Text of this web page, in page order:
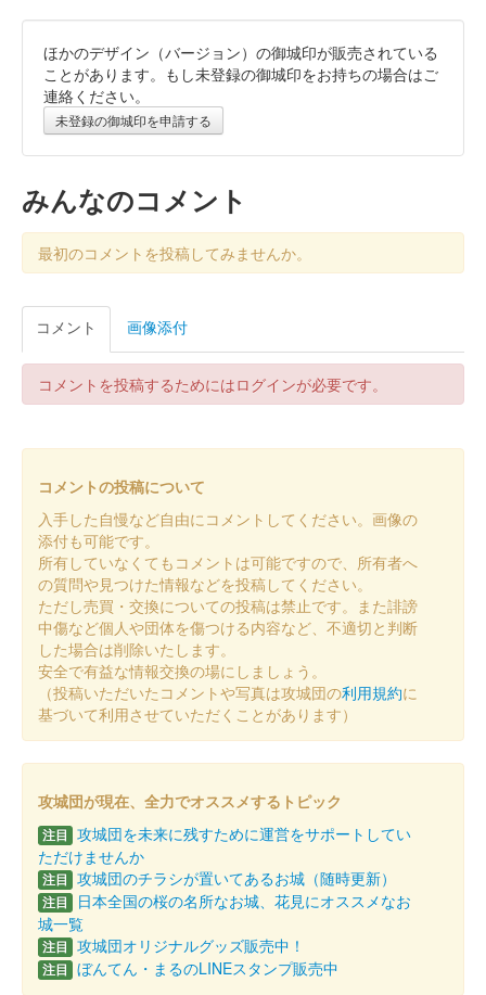
霞城（沼田城）御城印 旧暦（睦月）2026年版
販売終了
沼田城跡 御城印 昭和百年 十二月版
販売終了
沼田城跡 御城印
沼田城跡 御城印
販売終了
沼田城址 御城印 十三夜
販売終了
沼田城跡 御城印 七五三
販売終了
沼田城跡 御城印 旧暦（霜月） 2025年版
販売終了
ほかのデザイン（バージョン）の御城印が販売されている
ことがあります。もし未登録の御城印をお持ちの場合はご
連絡ください。
未登録の御城印を申請する
みんなのコメント
最初のコメントを投稿してみませんか。
コメント 画像添付
コメントを投稿するためにはログインが必要です。
コメントの投稿について
入手した自慢など自由にコメントしてください。画像の
添付も可能です。
所有していなくてもコメントは可能ですので、所有者へ
の質問や見つけた情報などを投稿してください。
ただし売買・交換についての投稿は禁止です。また誹謗
中傷など個人や団体を傷つける内容など、不適切と判断
した場合は削除いたします。
安全で有益な情報交換の場にしましょう。
（投稿いただいたコメントや写真は攻城団の利用規約に
基づいて利用させていただくことがあります）
攻城団が現在、全力でオススメするトピック
注目 攻城団を未来に残すために運営をサポートしてい
ただけませんか
注目 攻城団のチラシが置いてあるお城（随時更新）
注目
日本全国の桜の名所なお城、花見にオススメなお
城一覧
注目 攻城団オリジナルグッズ販売中！
注目 ぼんてん・まるのLINEスタンプ販売中